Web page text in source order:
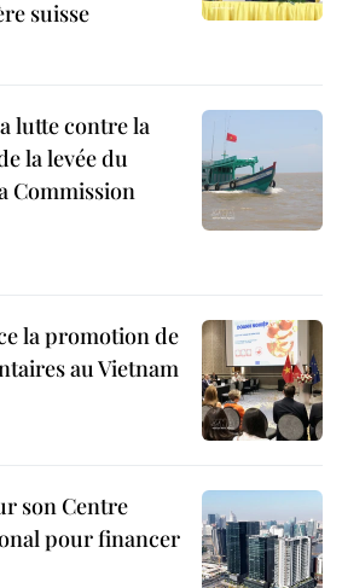
suisse
lutte contre la
la levée du
Commission
la promotion de
au Vietnam
son Centre
pour financer